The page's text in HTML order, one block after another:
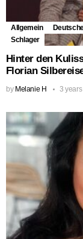
Allgemein
Schlager
Hinter den
Florian
by Melanie H 3